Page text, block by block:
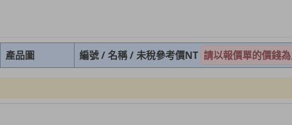
產品圖 編號 / 名稱 / 未稅參考價NT 請以報價單的價錢